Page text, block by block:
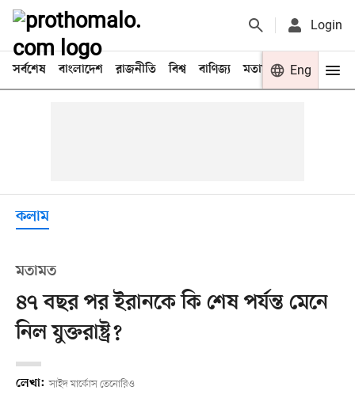
Login
সর্বশেষ বাংলাদেশ রাজনীতি বিশ্ব বাণিজ্য মতামত খেলা
Eng
কলাম
মতামত
৪৭ বছর পর ইরানকে কি শেষ পর্যন্ত মেনে
নিল যুক্তরাষ্ট্র?
লেখা: সাইদ মার্কোস তেনোরিও